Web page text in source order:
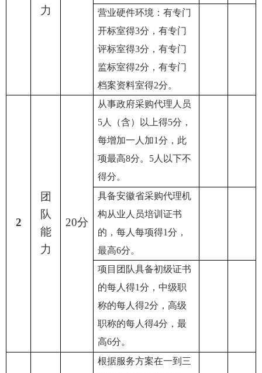
力
营业硬件环境：有专门
开标室得3分，有专门
评标室得3分，有专门
监标室得2分，有专门
档案资料室得2分。
2
团
队
能
力
20分
从事政府采购代理人员
5人（含）以上得5分，
每增加一人加1分，此
项最高8分。5人以下不
得分。
具备安徽省采购代理机
构从业人员培训证书
的，每人每项得1分，
最高6分。
项目团队具备初级证书
的每人得1分，中级职
称的每人得2分，高级
职称的每人得4分，最
高6分。
根据服务方案在一到三